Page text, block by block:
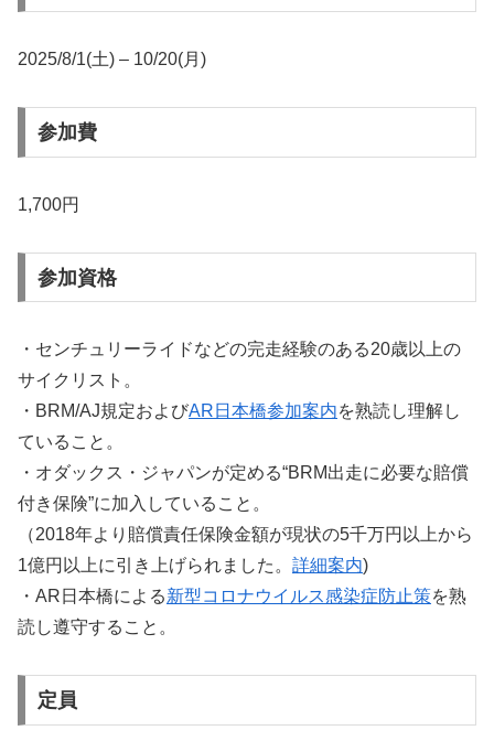
2025/8/1(土) – 10/20(月)
参加費
1,700円
参加資格
・センチュリーライドなどの完走経験のある20歳以上の
サイクリスト。
・BRM/AJ規定およびAR日本橋参加案内を熟読し理解し
ていること。
・オダックス・ジャパンが定める“BRM出走に必要な賠償
付き保険”に加入していること。
（2018年より賠償責任保険金額が現状の5千万円以上から
1億円以上に引き上げられました。 詳細案内)
・AR日本橋による新型コロナウイルス感染症防止策を熟
読し遵守すること。
定員